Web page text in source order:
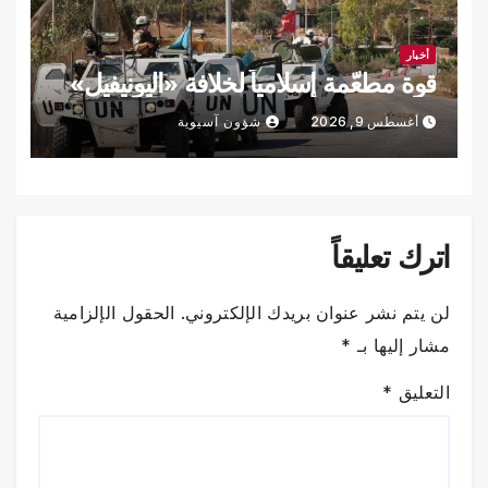
أخبار
قوة مطعّمة إسلامياً لخلافة «اليونيفيل»
أغسطس 9, 2026 شؤون آسيوية
اترك تعليقاً
لن يتم نشر عنوان بريدك الإلكتروني. الحقول الإلزامية
مشار إليها بـ *
التعليق *